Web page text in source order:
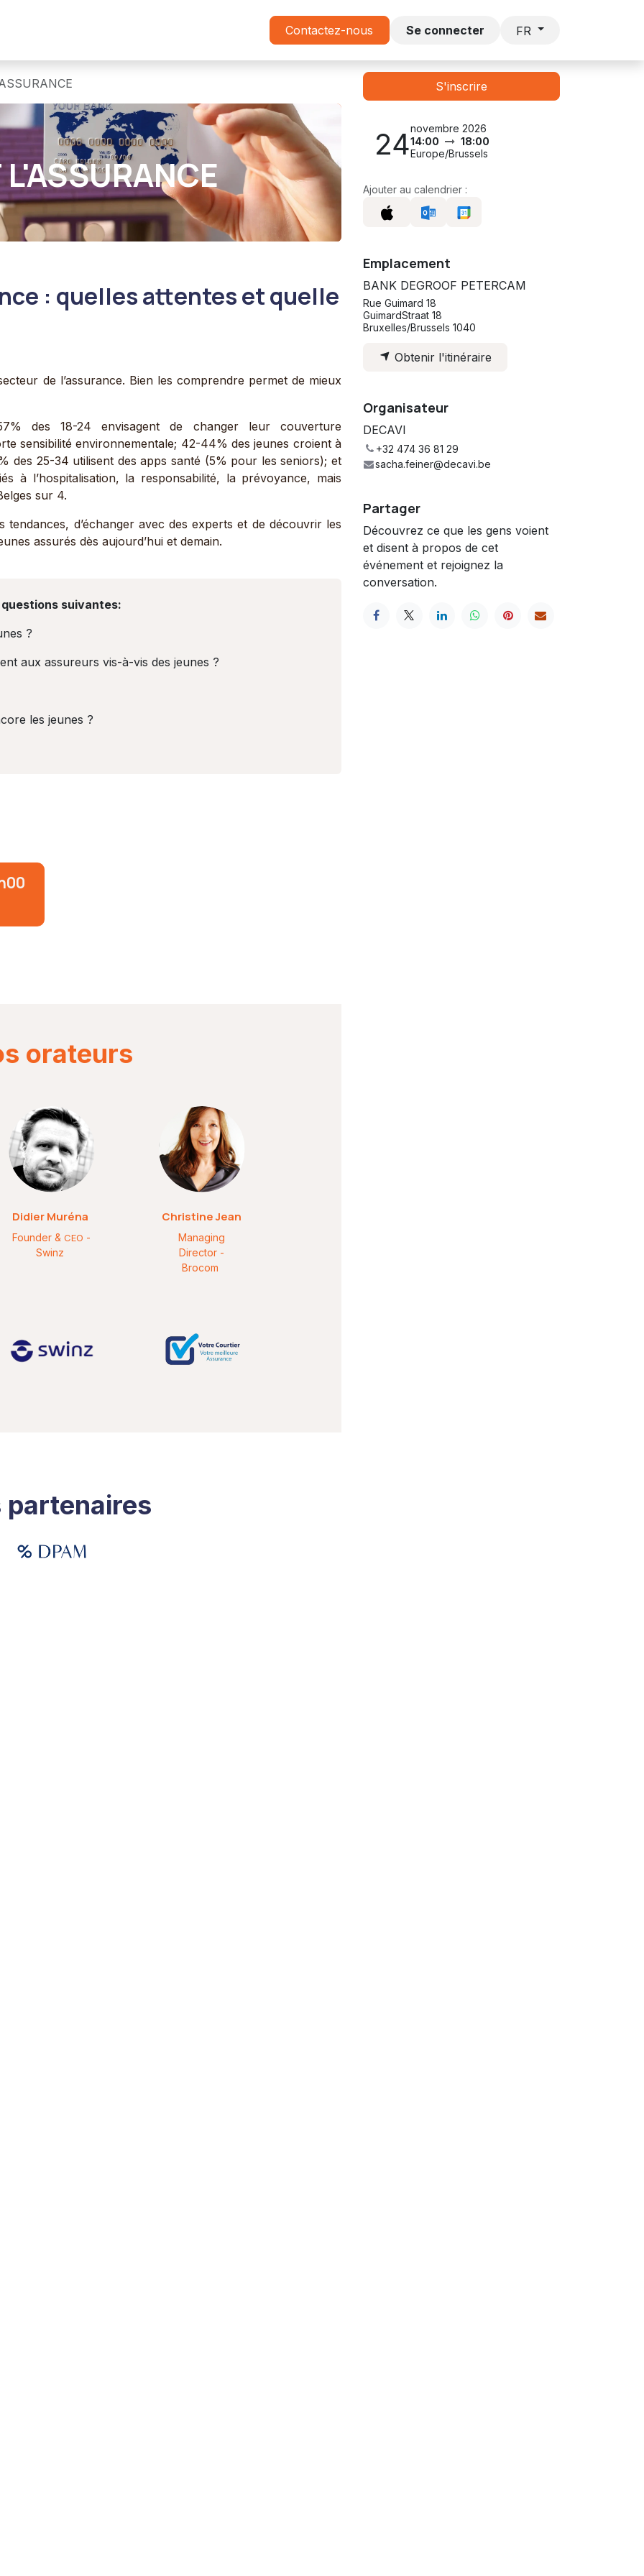
Petits Déjeuners Lettre DECAVI
Contactez-nous Se connecter FR
: quelles attentes et quelle
de l’assurance. Bien les comprendre permet de mieux
des 18-24 envisagent de changer leur couverture
sensibilité environnementale; 42-44% des jeunes croient à
des 25-34 utilisent des apps santé (5% pour les seniors); et
à l’hospitalisation, la responsabilité, la prévoyance, mais
sur 4.
tendances, d’échanger avec des experts et de découvrir les
assurés dès aujourd’hui et demain.
suivantes:
?
aux assureurs vis-à-vis des jeunes ?
les jeunes ?
orateurs
Didier Muréna
Founder &CEO -
Swinz
Christine Jean
Managing
Director -
Brocom
partenaires
S'inscrire
24novembre 2026
14:00
18:00
Europe/Brussels
Ajouter au calendrier :
Emplacement
BANK DEGROOF PETERCAM
Rue Guimard 18
GuimardStraat 18
Bruxelles/Brussels 1040
Obtenir l'itinéraire
Organisateur
DECAVI
+32 474 36 81 29
sacha.feiner@decavi.be
Partager
Découvrez ce que les gens voient
et disent à propos de cet
événement et rejoignez la
conversation.